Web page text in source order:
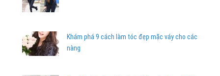
Khám phá 9 cách làm tóc đẹp mặc váy cho các
nàng